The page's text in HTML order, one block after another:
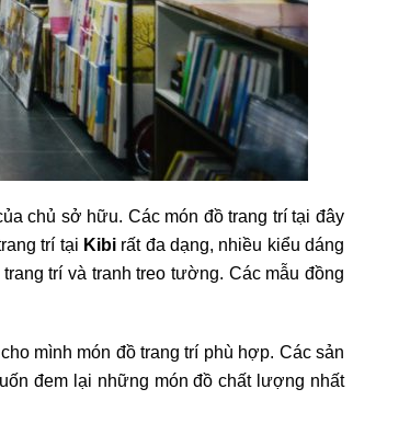
chủ sở hữu. Các món đồ trang trí tại đây
trí tại Kibirất đa dạng, nhiều kiểu dáng
trí và tranh treo tường. Các mẫu đồng
mình món đồ trang trí phù hợp. Các sản
đem lại những món đồ chất lượng nhất